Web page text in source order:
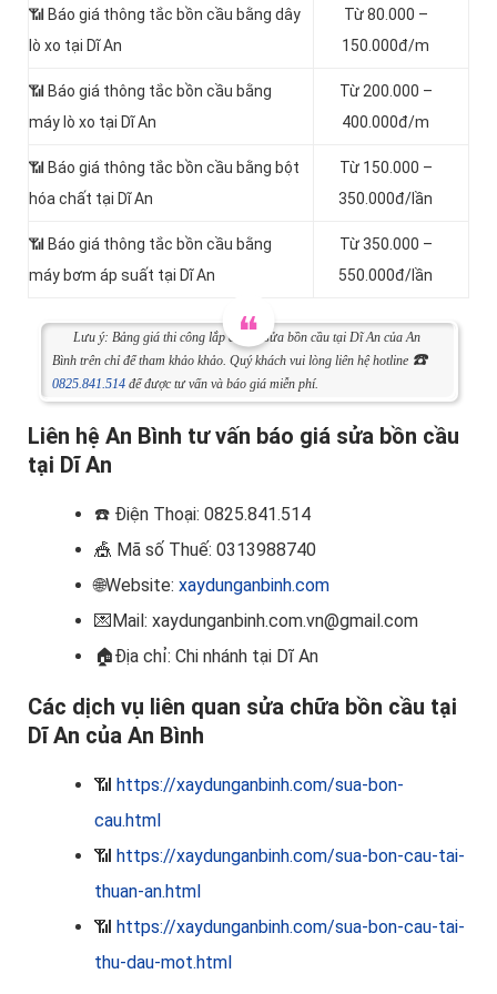
📶 Báo giá thông tắc bồn cầu bằng dây
lò xo tại Dĩ An
Từ 80.000 –
150.000đ/m
📶 Báo giá thông tắc bồn cầu bằng
máy lò xo tại Dĩ An
Từ 200.000 –
400.000đ/m
📶 Báo giá thông tắc bồn cầu bằng bột
hóa chất tại Dĩ An
Từ 150.000 –
350.000đ/lần
📶 Báo giá thông tắc bồn cầu bằng
máy bơm áp suất tại Dĩ An
Từ 350.000 –
550.000đ/lần
Lưu ý: Bảng giá thi công lắp đặt và sửa bồn cầu tại Dĩ An của An
Bình trên chỉ để tham khảo khảo. Quý khách vui lòng liên hệ hotline ☎️
0825.841.514 để được tư vấn và báo giá miễn phí.
Liên hệ An Bình tư vấn báo giá sửa bồn cầu
tại Dĩ An
☎️ Điện Thoại: 0825.841.514
🎪 Mã số Thuế: 0313988740
🌐Website: xaydunganbinh.com
💌Mail: xaydunganbinh.com.vn@gmail.com
🏠Địa chỉ: Chi nhánh tại Dĩ An
Các dịch vụ liên quan sửa chữa bồn cầu tại
Dĩ An của An Bình
📶 https://xaydunganbinh.com/sua-bon-
cau.html
📶 https://xaydunganbinh.com/sua-bon-cau-tai-
thuan-an.html
📶 https://xaydunganbinh.com/sua-bon-cau-tai-
thu-dau-mot.html